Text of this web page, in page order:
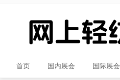
首页 国内展会 国际展会